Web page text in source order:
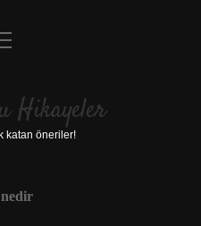
Uyarı
Hikayeler
katan öneriler!
nedir